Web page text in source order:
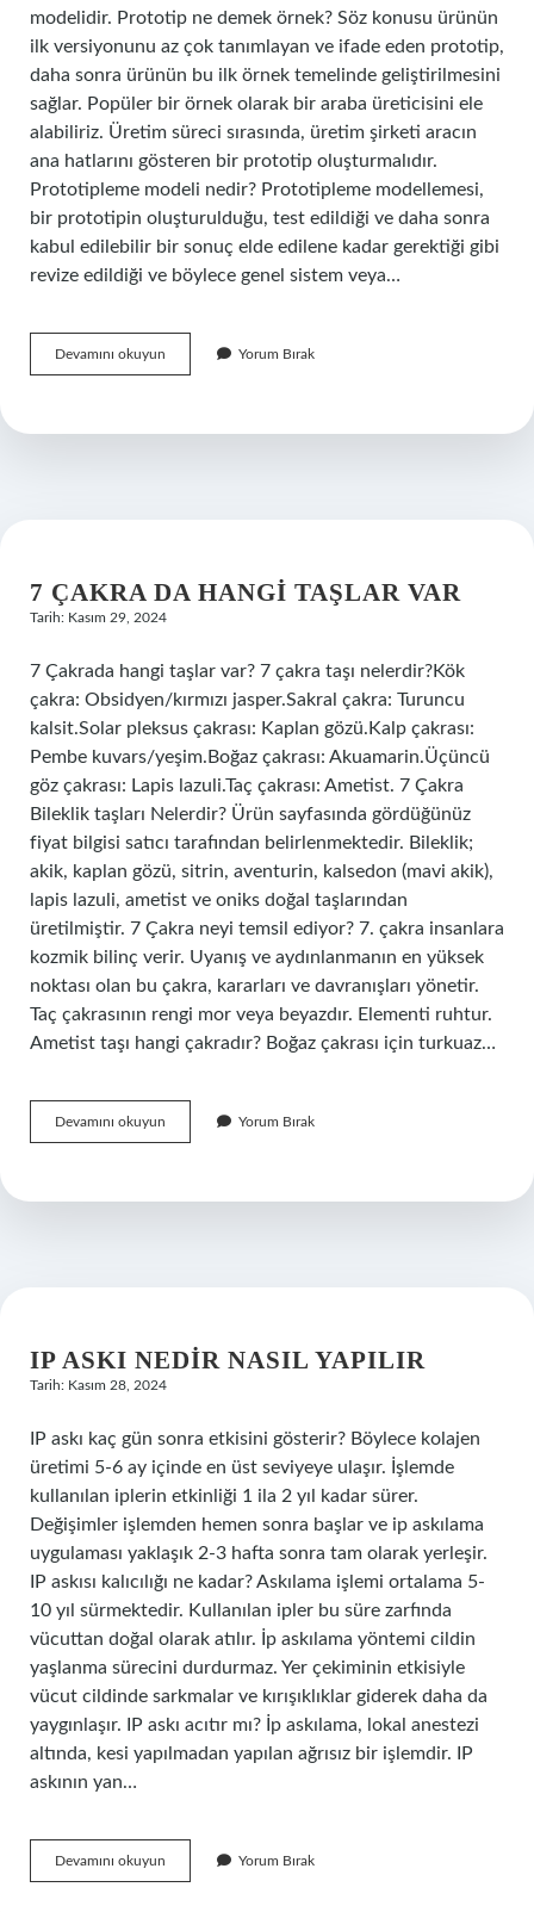
modelidir. Prototip ne demek örnek? Söz konusu ürünün
ilk versiyonunu az çok tanımlayan ve ifade eden prototip,
daha sonra ürünün bu ilk örnek temelinde geliştirilmesini
sağlar. Popüler bir örnek olarak bir araba üreticisini ele
alabiliriz. Üretim süreci sırasında, üretim şirketi aracın
ana hatlarını gösteren bir prototip oluşturmalıdır.
Prototipleme modeli nedir? Prototipleme modellemesi,
bir prototipin oluşturulduğu, test edildiği ve daha sonra
kabul edilebilir bir sonuç elde edilene kadar gerektiği gibi
revize edildiği ve böylece genel sistem veya…
Devamını okuyun
Tipleme
Yorum Bırak
7 ÇAKRA DA HANGI TAŞLAR VAR
Tarih: Kasım 29, 2024
7 Çakrada hangi taşlar var? 7 çakra taşı nelerdir?Kök
çakra: Obsidyen/kırmızı jasper.Sakral çakra: Turuncu
kalsit.Solar pleksus çakrası: Kaplan gözü.Kalp çakrası:
Pembe kuvars/yeşim.Boğaz çakrası: Akuamarin.Üçüncü
göz çakrası: Lapis lazuli.Taç çakrası: Ametist. 7 Çakra
Bileklik taşları Nelerdir? Ürün sayfasında gördüğünüz
fiyat bilgisi satıcı tarafından belirlenmektedir. Bileklik;
akik, kaplan gözü, sitrin, aventurin, kalsedon (mavi akik),
lapis lazuli, ametist ve oniks doğal taşlarından
üretilmiştir. 7 Çakra neyi temsil ediyor? 7. çakra insanlara
kozmik bilinç verir. Uyanış ve aydınlanmanın en yüksek
noktası olan bu çakra, kararları ve davranışları yönetir.
Taç çakrasının rengi mor veya beyazdır. Elementi ruhtur.
Ametist taşı hangi çakradır? Boğaz çakrası için turkuaz…
Devamını okuyun
Çakra
Taşlar
Yorum Bırak
IP ASKI NEDIR NASIL YAPILIR
Tarih: Kasım 28, 2024
IP askı kaç gün sonra etkisini gösterir? Böylece kolajen
üretimi 5-6 ay içinde en üst seviyeye ulaşır. İşlemde
kullanılan iplerin etkinliği 1 ila 2 yıl kadar sürer.
Değişimler işlemden hemen sonra başlar ve ip askılama
uygulaması yaklaşık 2-3 hafta sonra tam olarak yerleşir.
IP askısı kalıcılığı ne kadar? Askılama işlemi ortalama 5-
10 yıl sürmektedir. Kullanılan ipler bu süre zarfında
vücuttan doğal olarak atılır. İp askılama yöntemi cildin
yaşlanma sürecini durdurmaz. Yer çekiminin etkisiyle
vücut cildinde sarkmalar ve kırışıklıklar giderek daha da
yaygınlaşır. IP askı acıtır mı? İp askılama, lokal anestezi
altında, kesi yapılmadan yapılan ağrısız bir işlemdir. IP
askının yan…
Devamını okuyun
Askı
Yorum Bırak